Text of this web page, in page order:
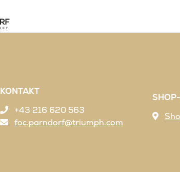
KONTAKT
+43 216 620 563
foc.parndorf@triumph.com